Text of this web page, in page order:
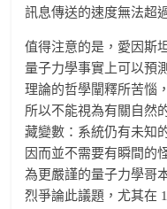
訊息傳送的速度無法超
值得注意的是，愛因斯
量子力學事實上可以預
理論的哲學闡釋所苦惱
所以不能視為有關自然
藏變數：系統仍有未知
因而並不需要有瞬間的
為更嚴謹的量子力學哥
烈爭論此議題，尤其在